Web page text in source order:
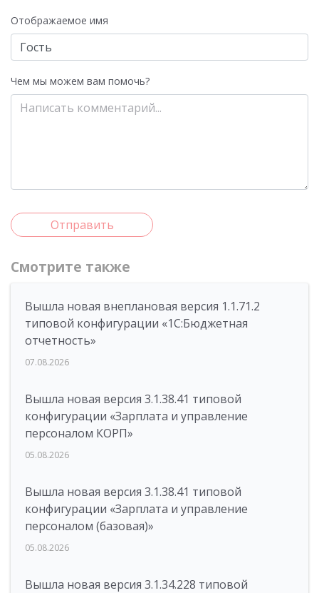
Отображаемое имя
Чем мы можем вам помочь?
Отправить
Смотрите также
Вышла новая внеплановая версия 1.1.71.2
типовой конфигурации «1C:Бюджетная
отчетность»
07.08.2026
Вышла новая версия 3.1.38.41 типовой
конфигурации «Зарплата и управление
персоналом КОРП»
05.08.2026
Вышла новая версия 3.1.38.41 типовой
конфигурации «Зарплата и управление
персоналом (базовая)»
05.08.2026
Вышла новая версия 3.1.34.228 типовой